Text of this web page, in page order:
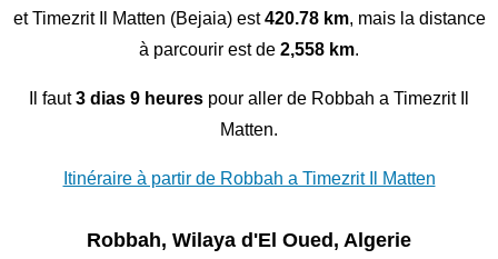
et Timezrit Il Matten (Bejaia) est420.78 km, mais la distance
à parcourir est de 2,558 km.
Il faut3 dias 9 heures pour aller de Robbah a Timezrit Il
Matten.
Itinéraire à partir de Robbah a Timezrit Il Matten
Robbah, Wilaya d'El Oued, Algerie